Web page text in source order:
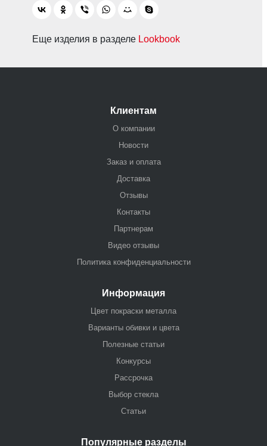
Еще изделия в разделе Lookbook
Клиентам
О компании
Новости
Заказ и оплата
Доставка
Отзывы
Контакты
Партнерам
Видео отзывы
Политика конфиденциальности
Информация
Цвет покраски металла
Варианты обивки и цвета
Полезные статьи
Конкурсы
Рассрочка
Выбор стекла
Статьи
Популярные разделы